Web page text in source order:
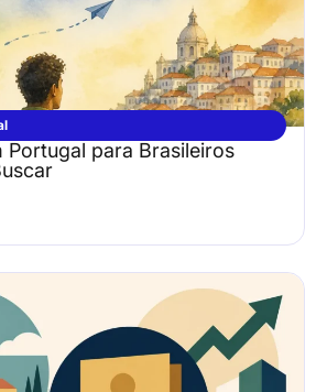
Portugal para Brasileiros